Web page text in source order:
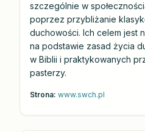
szczególnie w
poprzez przybliżanie
duchowości. Ich celem jest
na podstawie zasad życia
w Biblii i praktykowanych
pasterzy.
Strona: www.swch.pl